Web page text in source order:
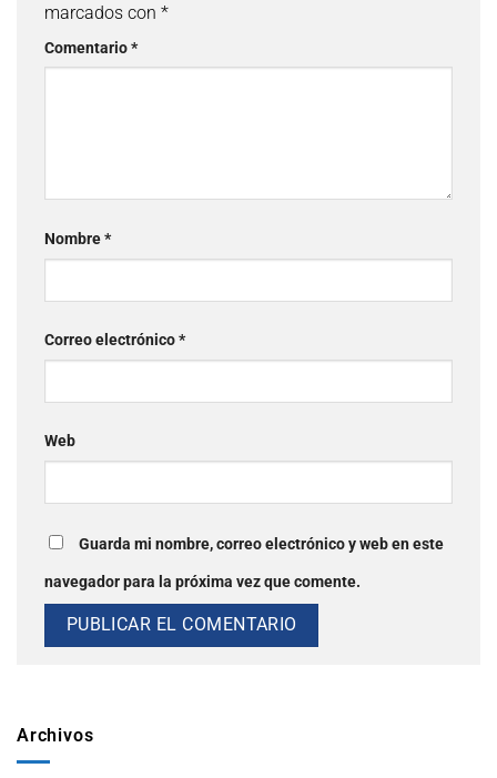
Archivos
marcados con *
Comentario*
Nombre*
Correo electrónico*
Web
Guarda mi nombre, correo electrónico y web en este
navegador para la próxima vez que comente.